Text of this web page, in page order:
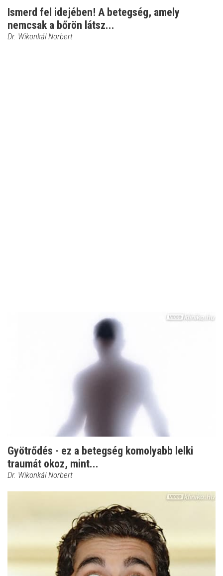
Ismerd fel idejében! A betegség, amely
nemcsak a bőrön látsz...
Dr. Wikonkál Norbert
Gyötrődés - ez a betegség komolyabb lelki
traumát okoz, mint...
Dr. Wikonkál Norbert